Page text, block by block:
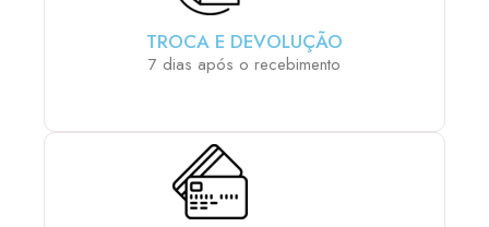
TROCA E DEVOLUÇÃO
7 dias após o recebimento